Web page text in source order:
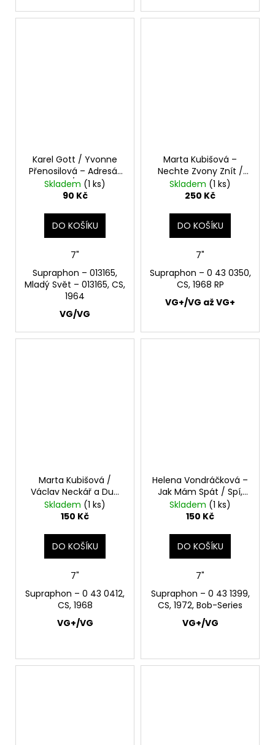
Karel Gott / Yvonne
Přenosilová – Adresát
Neznámý / Roň Slzy 7"
Skladem (1 ks)
90 Kč
DO KOŠÍKU
7"
Supraphon ‎– 013165,
Mladý Svět ‎– 013165, CS,
1964
VG/VG
Marta Kubišová –
Nechte Zvony Znít /
Na Co Tě Mám 7"
Skladem (1 ks)
250 Kč
DO KOŠÍKU
7"
Supraphon – 0 43 0350,
CS, 1968 RP
VG+/VG až VG+
Marta Kubišová /
Václav Neckář a Duo
Irena A Olga – Já
Cestu K Tobě Najdu Si
Skladem (1 ks)
150 Kč
DO KOŠÍKU
7"
Supraphon – 0 43 0412,
CS, 1968
VG+/VG
Helena Vondráčková –
Jak Mám Spát / Spí,
Všecko Spí 7"
Skladem (1 ks)
150 Kč
DO KOŠÍKU
7"
Supraphon – 0 43 1399,
CS, 1972, Bob-Series
VG+/VG